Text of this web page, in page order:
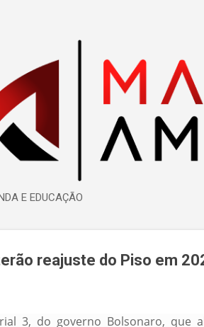
E EDUCAÇÃO
reajuste do Piso em
3, do governo Bolsonaro, que